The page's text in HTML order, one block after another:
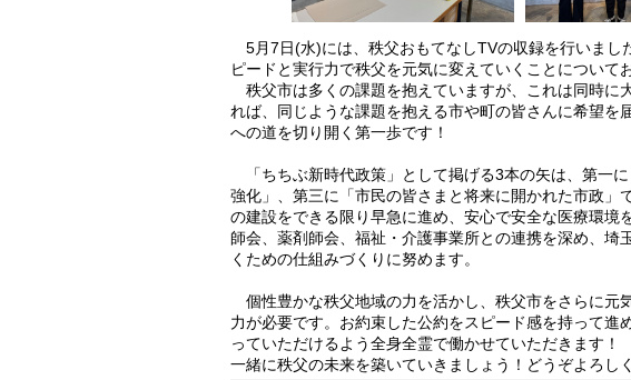
5月7日(水)には、秩父おもてなしTVの収録を行いまし
ピードと実行力で秩父を元気に変えていくことについて
秩父市は多くの課題を抱えていますが、これは同時に
れば、同じような課題を抱える市や町の皆さんに希望
への道を切り開く第一歩です！
「ちちぶ新時代政策」として掲げる3本の矢は、第一
強化」、第三に「市民の皆さまと将来に開かれた市政
の建設をできる限り早急に進め、安心で安全な医療環
師会、薬剤師会、福祉・介護事業所との連携を深め、
くための仕組みづくりに努めます。
個性豊かな秩父地域の力を活かし、秩父市をさらに元
力が必要です。お約束した公約をスピード感を持って
っていただけるよう全身全霊で働かせていただきます！
一緒に秩父の未来を築いていきましょう！どうぞよろし